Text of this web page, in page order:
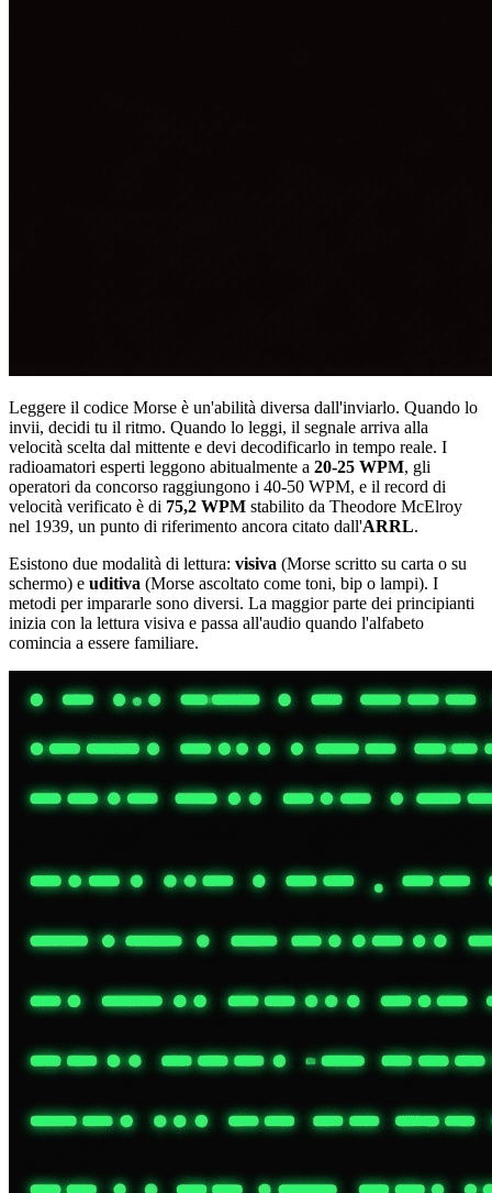
Leggere il codice Morse è un'abilità diversa dall'inviarlo. Quando lo
invii, decidi tu il ritmo. Quando lo leggi, il segnale arriva alla
velocità scelta dal mittente e devi decodificarlo in tempo reale. I
radioamatori esperti leggono abitualmente a 20-25 WPM, gli
operatori da concorso raggiungono i 40-50 WPM, e il record di
velocità verificato è di 75,2 WPM stabilito da Theodore McElroy
nel 1939, un punto di riferimento ancora citato dall'ARRL.
Esistono due modalità di lettura: visiva (Morse scritto su carta o su
schermo) e uditiva (Morse ascoltato come toni, bip o lampi). I
metodi per impararle sono diversi. La maggior parte dei principianti
inizia con la lettura visiva e passa all'audio quando l'alfabeto
comincia a essere familiare.